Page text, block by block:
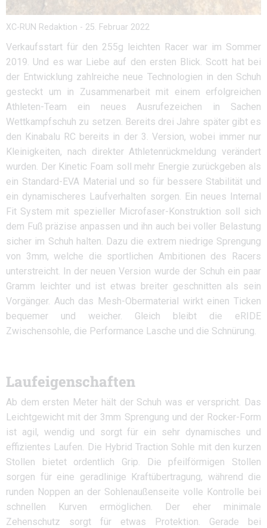
XC-RUN Redaktion - 25. Februar 2022
Verkaufsstart für den 255g leichten Racer war im Sommer
2019. Und es war Liebe auf den ersten Blick. Scott hat bei
der Entwicklung zahlreiche neue Technologien in den Schuh
gesteckt um in Zusammenarbeit mit einem erfolgreichen
Athleten-Team ein neues Ausrufezeichen in Sachen
Wettkampfschuh zu setzen. Bereits drei Jahre später gibt es
den Kinabalu RC bereits in der 3. Version, wobei immer nur
Kleinigkeiten, nach direkter Athletenrückmeldung verändert
wurden. Der Kinetic Foam soll mehr Energie zurückgeben als
ein Standard-EVA Material und so für bessere Stabilität und
ein dynamischeres Laufverhalten sorgen. Ein neues Internal
Fit System mit spezieller Microfaser-Konstruktion soll sich
dem Fuß präzise anpassen und ihn auch bei voller Belastung
sicher im Schuh halten. Dazu die extrem niedrige Sprengung
von 3mm, welche die sportlichen Ambitionen des Racers
unterstreicht. In der neuen Version wurde der Schuh ein paar
Gramm leichter und ist etwas breiter geschnitten als sein
Vorgänger. Auch das Mesh-Obermaterial wirkt einen Ticken
bequemer und weicher. Gleich bleibt die eRIDE
Zwischensohle, die Performance Lasche und die Schnürung.
Laufeigenschaften
Ab dem ersten Meter hält der Schuh was er verspricht. Das
Leichtgewicht mit der 3mm Sprengung und der Rocker-Form
ist agil, wendig und sorgt für ein sehr dynamisches und
effizientes Laufen. Die Hybrid Traction Sohle mit den kurzen
Stollen bietet ordentlich Grip. Die pfeilförmigen Stollen
sorgen für eine geradlinige Kraftübertragung, während die
runden Noppen an der Sohlenaußenseite volle Kontrolle bei
schnellen Kurven ermöglichen. Der eher minimale
Zehenschutz sorgt für etwas Protektion. Gerade bei